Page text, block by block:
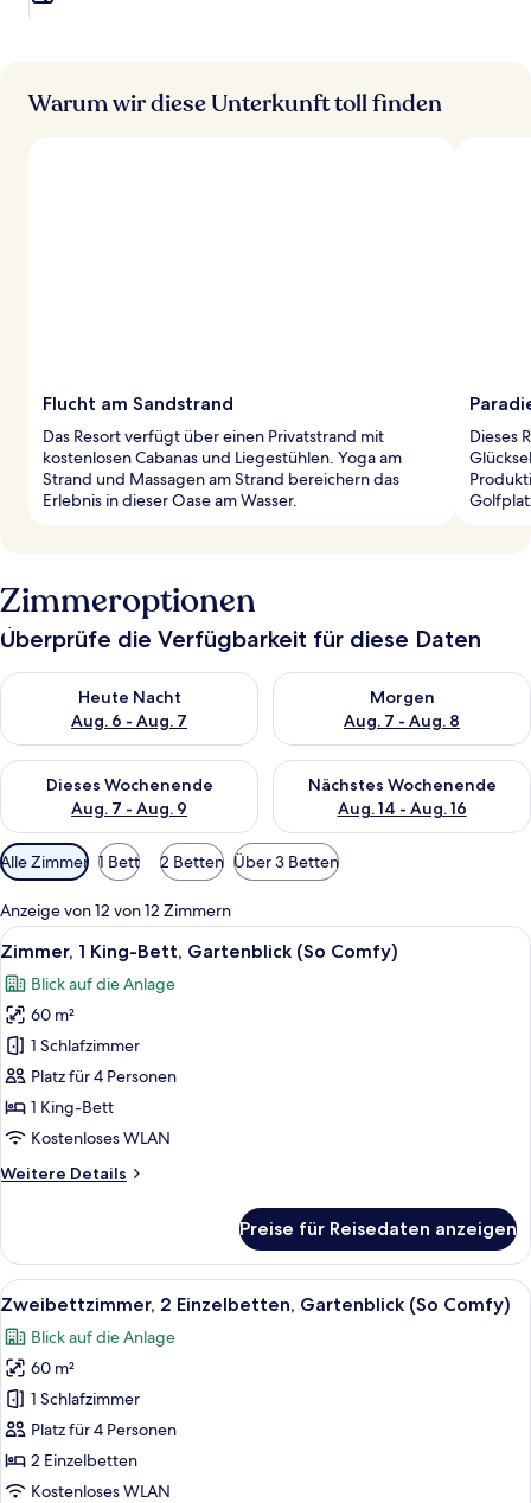
Warum wir diese Unterkunft toll finden
Flucht am Sandstrand
Das Resort verfügt über einen Privatstrand mit
kostenlosen Cabanas und Liegestühlen. Yoga am
Strand und Massagen am Strand bereichern das
Erlebnis in dieser Oase am Wasser.
Dieses
Zimmeroptionen
Überprüfe die Verfügbarkeit für diese Daten
Heute Nacht
Aug. 6 - Aug. 7
Überprüfe die Verfügbarkeit für heute Nacht, Aug. 6 - Aug. 7.
Morgen
Aug. 7 - Aug. 8
Überprüfe die Verfügbarkeit
Dieses Wochenende
Aug. 7 - Aug. 9
Überprüfe die Verfügbarkeit für dieses Wochenende, Aug. 7
Nächstes Wochenende
Aug. 14 - Aug. 16
Überprüfe die Verfügbarkeit
Verfügbare
Filter
für
Zimmer
Alle Zimmer 1 Bett 2 Betten Über 3 Betten
Anzeige von 12 von 12 Zimmern
Alle
Fotos
für
Zimmer,
1 King-
Bett,
Gartenblick
(So
anzeigen
Hochwertige Bettwaren, Minibar
8
Zimmer, 1 King-Bett, Gartenblick (So Comfy)
Blick auf die Anlage
60 m²
1 Schlafzimmer
Platz für 4 Personen
1 King-Bett
Kostenloses WLAN
Weitere Details
Weitere
1 King-
Bett,
Gartenblick
Comfy)
Preise für Reisedaten anzeigen
Alle
Fotos
für
Zweibettzimmer,
2 Einzelbetten,
Gartenblick
(So
Comfy)
Zweibettzimmer, 2 Einzelbetten,
7
Zweibettzimmer, 2 Einzelbetten, Gartenblick (So Comfy)
Blick auf die Anlage
60 m²
1 Schlafzimmer
Platz für 4 Personen
2 Einzelbetten
Kostenloses WLAN